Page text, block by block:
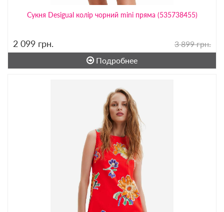
Сукня Desigual колір чорний mini пряма (535738455)
2 099 грн.
3 899 грн.
Подробнее